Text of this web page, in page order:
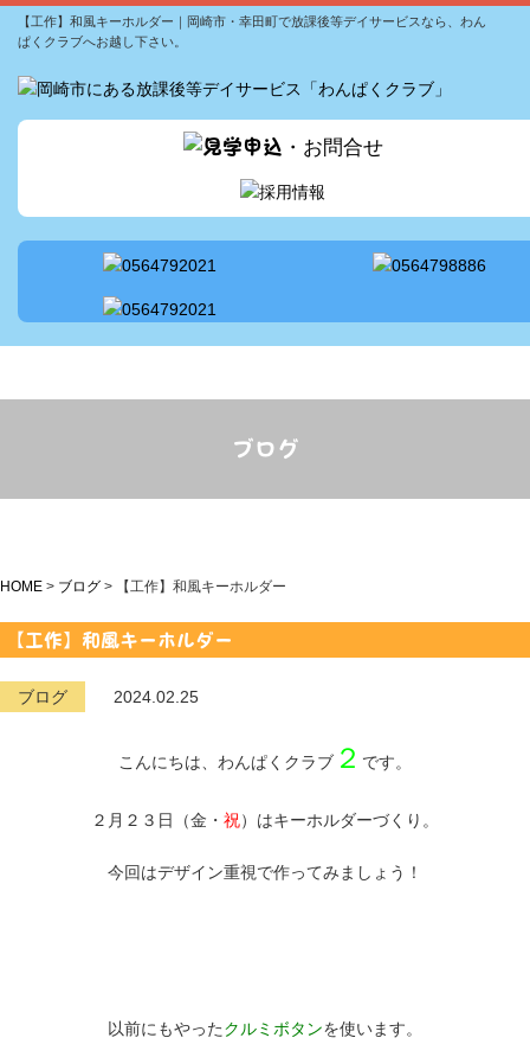
【工作】和風キーホルダー｜岡崎市・幸田町で放課後等デイサービスなら、わん
ぱくクラブへお越し下さい。
フ配置
ス案内
ブログ
HOME > ブログ > 【工作】和風キーホルダー
【工作】和風キーホルダー
ブログ 2024.02.25
こんにちは、わんぱくクラブ ２ です。
２月２３日（金・ 祝）はキーホルダーづくり。
今回はデザイン重視で作ってみましょう！
以前にもやったクルミボタンを使います。